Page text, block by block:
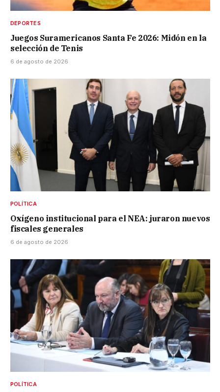
DEPORTES
Juegos Suramericanos Santa Fe 2026: Midón en la
selección de Tenis
6 de agosto de 2026
POLÍTICA
Oxígeno institucional para el NEA: juraron nuevos
fiscales generales
6 de agosto de 2026
POLÍTICA